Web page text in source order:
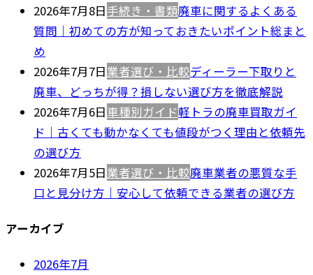
2026年7月8日手続き・書類廃車に関するよくある
質問｜初めての方が知っておきたいポイント総まと
め
2026年7月7日業者選び・比較ディーラー下取りと
廃車、どっちが得？損しない選び方を徹底解説
2026年7月6日車種別ガイド軽トラの廃車買取ガイ
ド｜古くても動かなくても値段がつく理由と依頼先
の選び方
2026年7月5日業者選び・比較廃車業者の悪質な手
口と見分け方｜安心して依頼できる業者の選び方
アーカイブ
2026年7月